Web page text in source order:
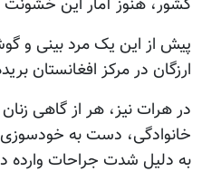
کشور، هنوز آمار این
پیش از این یک مرد بینی و
ارزگان در مرکز افغانستان
در هرات نیز، هر از گاهی
خانوادگی، دست به خودسوزی
به دلیل شدت جراحات وارده